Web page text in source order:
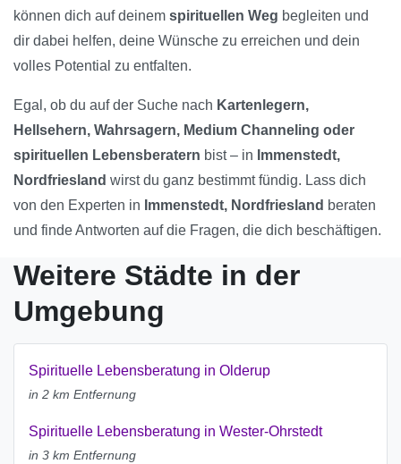
können dich auf deinem spirituellen Weg begleiten und
dir dabei helfen, deine Wünsche zu erreichen und dein
volles Potential zu entfalten.
Egal, ob du auf der Suche nach Kartenlegern,
Hellsehern, Wahrsagern, Medium Channeling oder
spirituellen Lebensberatern bist – in Immenstedt,
Nordfriesland wirst du ganz bestimmt fündig. Lass dich
von den Experten in Immenstedt, Nordfriesland beraten
und finde Antworten auf die Fragen, die dich beschäftigen.
Weitere Städte in der
Umgebung
Spirituelle Lebensberatung in Olderup
in 2 km Entfernung
Spirituelle Lebensberatung in Wester-Ohrstedt
in 3 km Entfernung